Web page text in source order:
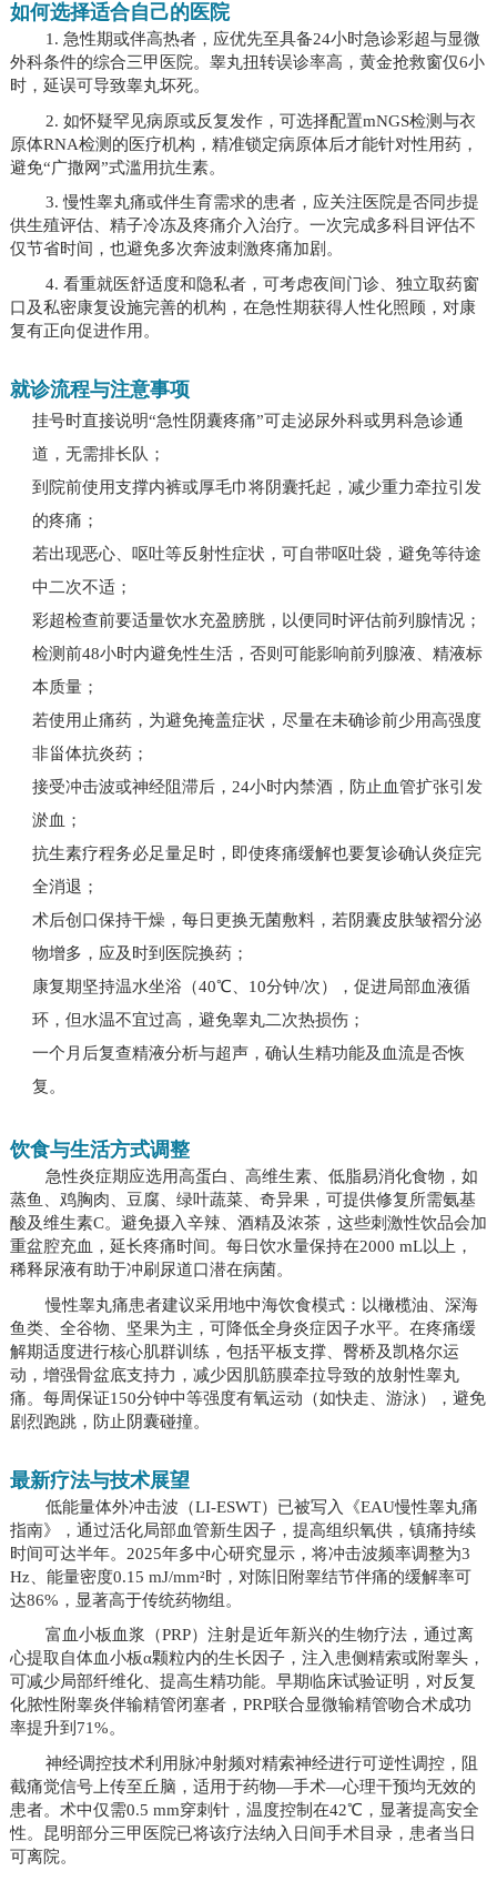
如何选择适合自己的医院
1. 急性期或伴高热者，应优先至具备24小时急诊彩超与显微
外科条件的综合三甲医院。睾丸扭转误诊率高，黄金抢救窗仅6小
时，延误可导致睾丸坏死。
2. 如怀疑罕见病原或反复发作，可选择配置mNGS检测与衣
原体RNA检测的医疗机构，精准锁定病原体后才能针对性用药，
避免“广撒网”式滥用抗生素。
3. 慢性睾丸痛或伴生育需求的患者，应关注医院是否同步提
供生殖评估、精子冷冻及疼痛介入治疗。一次完成多科目评估不
仅节省时间，也避免多次奔波刺激疼痛加剧。
4. 看重就医舒适度和隐私者，可考虑夜间门诊、独立取药窗
口及私密康复设施完善的机构，在急性期获得人性化照顾，对康
复有正向促进作用。
就诊流程与注意事项
挂号时直接说明“急性阴囊疼痛”可走泌尿外科或男科急诊通
道，无需排长队；
到院前使用支撑内裤或厚毛巾将阴囊托起，减少重力牵拉引发
的疼痛；
若出现恶心、呕吐等反射性症状，可自带呕吐袋，避免等待途
中二次不适；
彩超检查前要适量饮水充盈膀胱，以便同时评估前列腺情况；
检测前48小时内避免性生活，否则可能影响前列腺液、精液标
本质量；
若使用止痛药，为避免掩盖症状，尽量在未确诊前少用高强度
非甾体抗炎药；
接受冲击波或神经阻滞后，24小时内禁酒，防止血管扩张引发
淤血；
抗生素疗程务必足量足时，即使疼痛缓解也要复诊确认炎症完
全消退；
术后创口保持干燥，每日更换无菌敷料，若阴囊皮肤皱褶分泌
物增多，应及时到医院换药；
康复期坚持温水坐浴（40℃、10分钟/次），促进局部血液循
环，但水温不宜过高，避免睾丸二次热损伤；
一个月后复查精液分析与超声，确认生精功能及血流是否恢
复。
饮食与生活方式调整
急性炎症期应选用高蛋白、高维生素、低脂易消化食物，如
蒸鱼、鸡胸肉、豆腐、绿叶蔬菜、奇异果，可提供修复所需氨基
酸及维生素C。避免摄入辛辣、酒精及浓茶，这些刺激性饮品会加
重盆腔充血，延长疼痛时间。每日饮水量保持在2000 mL以上，
稀释尿液有助于冲刷尿道口潜在病菌。
慢性睾丸痛患者建议采用地中海饮食模式：以橄榄油、深海
鱼类、全谷物、坚果为主，可降低全身炎症因子水平。在疼痛缓
解期适度进行核心肌群训练，包括平板支撑、臀桥及凯格尔运
动，增强骨盆底支持力，减少因肌筋膜牵拉导致的放射性睾丸
痛。每周保证150分钟中等强度有氧运动（如快走、游泳），避免
剧烈跑跳，防止阴囊碰撞。
最新疗法与技术展望
低能量体外冲击波（LI-ESWT）已被写入《EAU慢性睾丸痛
指南》，通过活化局部血管新生因子，提高组织氧供，镇痛持续
时间可达半年。2025年多中心研究显示，将冲击波频率调整为3
Hz、能量密度0.15 mJ/mm²时，对陈旧附睾结节伴痛的缓解率可
达86%，显著高于传统药物组。
富血小板血浆（PRP）注射是近年新兴的生物疗法，通过离
心提取自体血小板α颗粒内的生长因子，注入患侧精索或附睾头，
可减少局部纤维化、提高生精功能。早期临床试验证明，对反复
化脓性附睾炎伴输精管闭塞者，PRP联合显微输精管吻合术成功
率提升到71%。
神经调控技术利用脉冲射频对精索神经进行可逆性调控，阻
截痛觉信号上传至丘脑，适用于药物—手术—心理干预均无效的
患者。术中仅需0.5 mm穿刺针，温度控制在42℃，显著提高安全
性。昆明部分三甲医院已将该疗法纳入日间手术目录，患者当日
可离院。